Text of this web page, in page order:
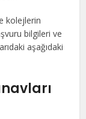
kolejlerin
bilgileri ve
aşağıdaki